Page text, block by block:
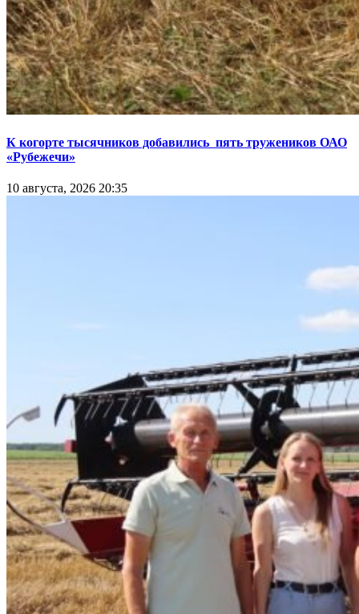
К когорте тысячников добавились пять тружеников ОАО
«Рубежечи»
10 августа, 2026 20:35